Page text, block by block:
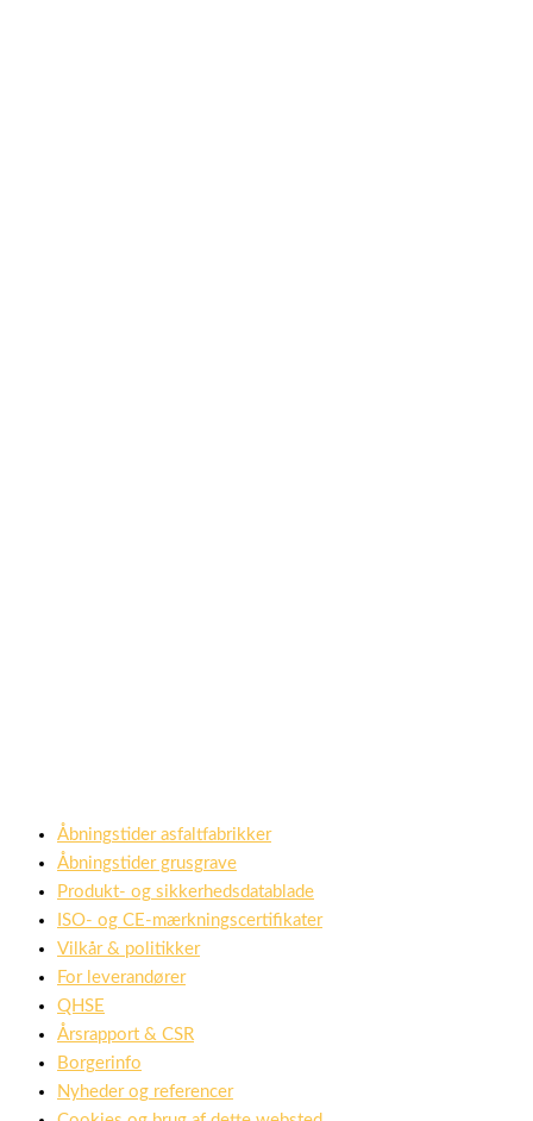
Åbningstider asfaltfabrikker
Åbningstider grusgrave
Produkt- og sikkerhedsdatablade
ISO- og CE-mærkningscertifikater
Vilkår & politikker
For leverandører
QHSE
Årsrapport & CSR
Borgerinfo
Nyheder og referencer